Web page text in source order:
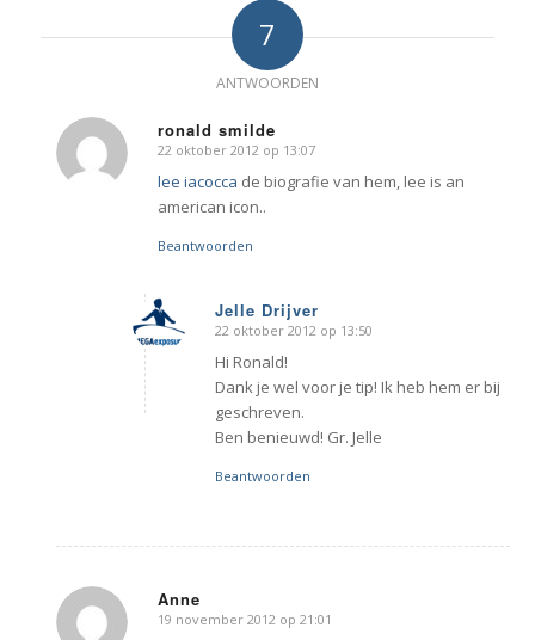
7
ANTWOORDEN
ronald smilde
zegt:
22 oktober 2012 op 13:07
lee iacocca de biografie van hem, lee is an
american icon..
Beantwoorden
Jelle Drijver
zegt:
22 oktober 2012 op 13:50
Hi Ronald!
Dank je wel voor je tip! Ik heb hem er bij
geschreven.
Ben benieuwd! Gr. Jelle
Beantwoorden
Anne
zegt:
19 november 2012 op 21:01